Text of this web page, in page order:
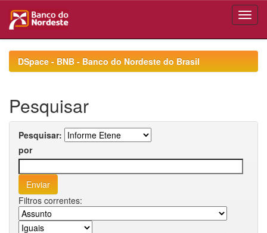
navigationDSpace - BNB - Banco do Nordeste do Brasil
Pesquisar
Pesquisar:
por
Filtros correntes: